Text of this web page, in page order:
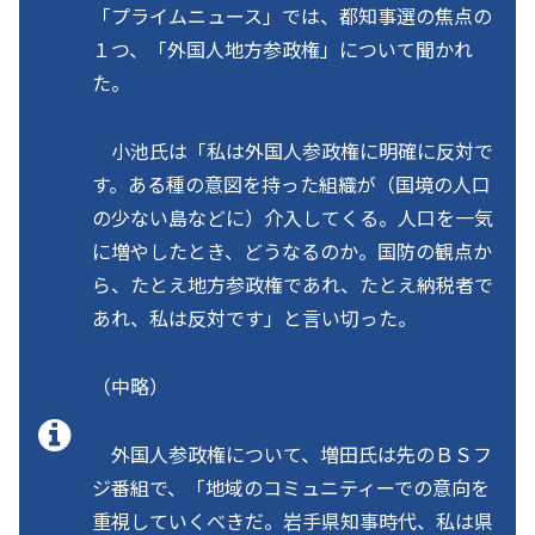
「プライムニュース」では、都知事選の焦点の
１つ、「外国人地方参政権」について聞かれ
た。
小池氏は「私は外国人参政権に明確に反対で
す。ある種の意図を持った組織が（国境の人口
の少ない島などに）介入してくる。人口を一気
に増やしたとき、どうなるのか。国防の観点か
ら、たとえ地方参政権であれ、たとえ納税者で
あれ、私は反対です」と言い切った。
（中略）
外国人参政権について、増田氏は先のＢＳフ
ジ番組で、「地域のコミュニティーでの意向を
重視していくべきだ。岩手県知事時代、私は県